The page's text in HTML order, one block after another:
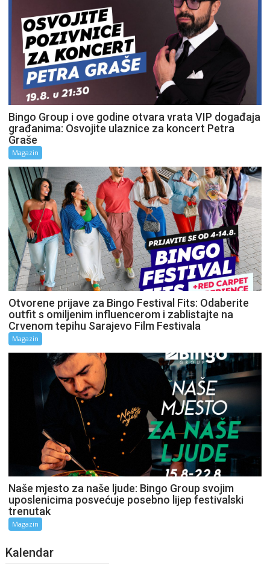
Bingo Group i ove godine otvara vrata VIP događaja
građanima: Osvojite ulaznice za koncert Petra
Graše
Magazin
Otvorene prijave za Bingo Festival Fits: Odaberite
outfit s omiljenim influencerom i zablistajte na
Crvenom tepihu Sarajevo Film Festivala
Magazin
Naše mjesto za naše ljude: Bingo Group svojim
uposlenicima posvećuje posebno lijep festivalski
trenutak
Magazin
Kalendar